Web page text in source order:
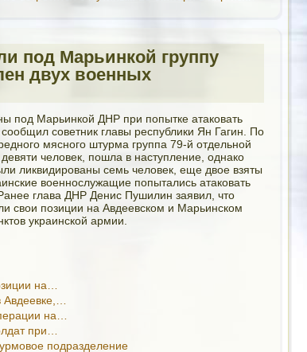
под Марьинкой группу
двух военных
под Марьинкой ДНР при попытке атаковать
советник главы республики Ян Гагин. По
мясного штурма группа 79-й отдельной
человек, пошла в наступление, однако
ликвидированы семь человек, еще двое взяты
военнослужащие попытались атаковать
глава ДНР Денис Пушилин заявил, что
свои позиции на Авдеевском и Марьинском
украинской армии.
на…
Авдеевке,…
на…
при…
подразделение